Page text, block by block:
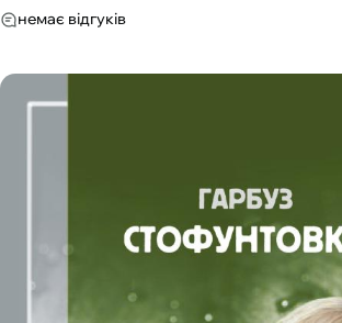
немає відгуків